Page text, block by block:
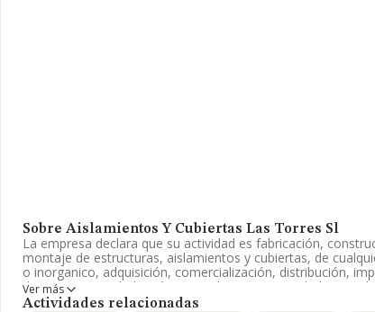
Sobre Aislamientos Y Cubiertas Las Torres Sl
La empresa declara que su actividad es fabricación,
montaje de estructuras, aislamientos y cubiertas, de
o inorganico, adquisición, comercialización, distribución,
de ma. La sociedad está registrada como Sociedad Limitada.
'%cnae%'. La compañía no tiene actividad en mercados
Ver más
Actividades relacionadas